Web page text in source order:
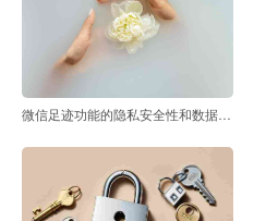
微信足迹功能的隐私安全性和数据管理如何评估